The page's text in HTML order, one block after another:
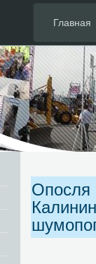
Главная
Опосля